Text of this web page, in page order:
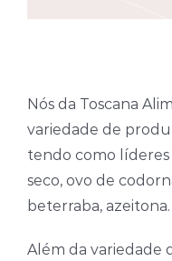
Nós da Toscana
variedade de
tendo como
seco, ovo de
beterraba, azeitona.
Além da variedade